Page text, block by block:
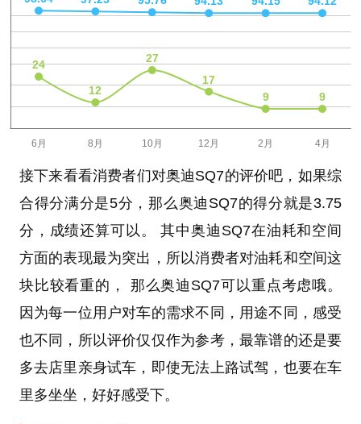
接下来看看消费者们对奥迪SQ7的评价吧，如果综
合得分满分是5分，那么奥迪SQ7的得分就是3.75
分，成绩还算可以。 其中奥迪SQ7在油耗和空间
方面的表现最为突出，所以消费者对油耗和空间这
块比较看重的， 那么奥迪SQ7可以重点考虑哦。
因为每一位用户对车的需求不同，用途不同，感受
也不同，所以评价仅仅作为参考，最靠谱的还是要
多去店里亲身试车，即使无法上路试驾，也要在车
里多坐坐，好好感受下。